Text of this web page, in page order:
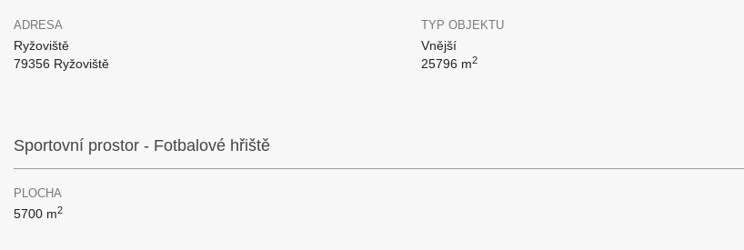
ADRESA
Ryžoviště
79356 Ryžoviště
TYP OBJEKTU
Vnější
25796 m2
Sportovní prostor - Fotbalové hřiště
PLOCHA
5700 m2